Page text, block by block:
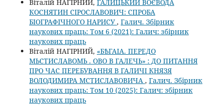
Віталій НАГІРНИЙ, ГАЛИЦЬКИЙ ВОЄВОДА
КОСНЯТИН СІРОСЛАВОВИЧ: СПРОБА
БІОГРАФІЧНОГО НАРИСУ, Галич. Збірник
наукових праць: Том 6 (2021): Галич: збірник
наукових праць
Віталій НАГІРНИЙ, «БѢГАІА. ПЕРЕДО
МЬСТИСЛАВОМЬ . ОВО В ГАЛЕЧЬ» : ДО ПИТАННЯ
ПРО ЧАС ПЕРЕБУВАННЯ В ГАЛИЧІ КНЯЗЯ
ВОЛОДИМИРА МСТИСЛАВОВИЧА , Галич. Збірник
наукових праць: Том 10 (2025): Галич: збірник
наукових праць